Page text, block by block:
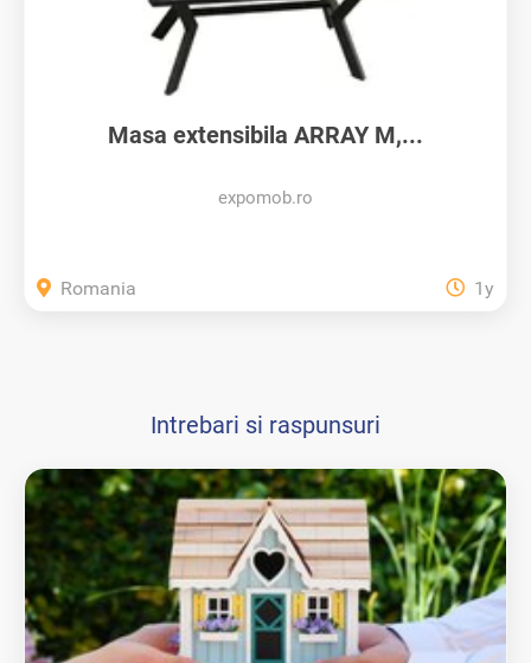
Masa extensibila ARRAY M,...
expomob.ro
Romania 1y
Intrebari si raspunsuri